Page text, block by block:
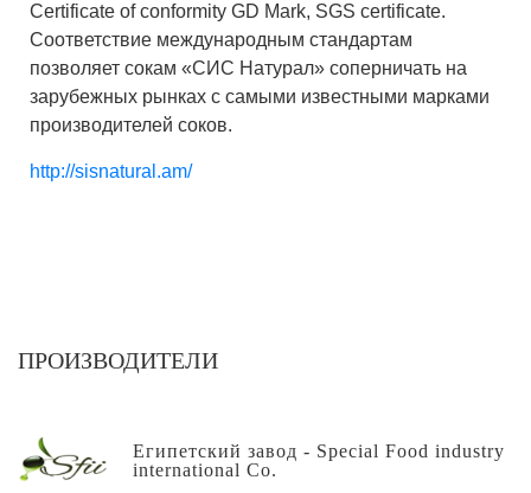
Certificate of conformity GD Mark, SGS certificate.
Соответствие международным стандартам
позволяет сокам «СИС Натурал» соперничать на
зарубежных рынках с самыми известными марками
производителей соков.
http://sisnatural.am/
ПРОИЗВОДИТЕЛИ
Египетский завод - Special Food industry
international Co.